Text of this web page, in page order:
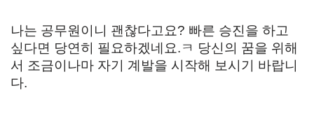
나는 공무원이니 괜찮다고요? 빠른 승진을 하고
싶다면 당연히 필요하겠네요.ㅋ 당신의 꿈을 위해
서 조금이나마 자기 계발을 시작해 보시기 바랍니
다.